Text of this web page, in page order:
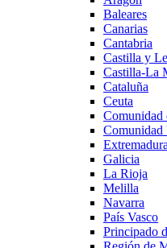
Baleares
Canarias
Cantabria
Castilla y
Castilla-La
Cataluña
Ceuta
Comunidad
Comunidad
Extremadura
Galicia
La Rioja
Melilla
Navarra
País Vasco
Principado